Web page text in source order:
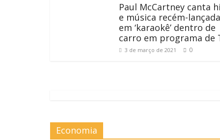
Paul McCartney canta
e música recém-lançada
em ‘karaokê’ dentro de
carro em programa de
3 de março de 2021 0
Economia